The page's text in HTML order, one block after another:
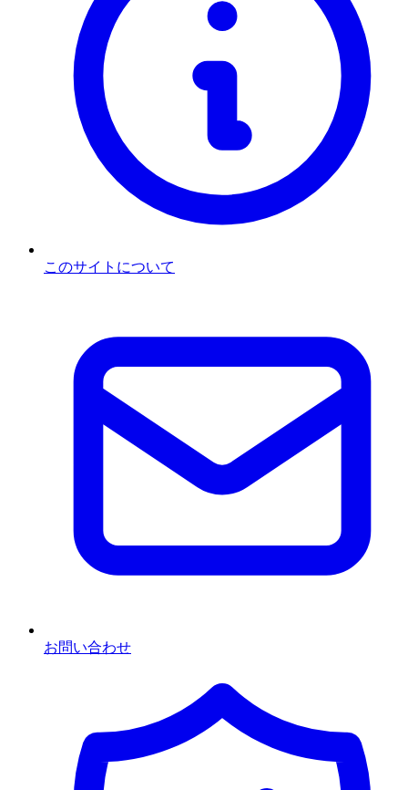
このサイトについて
お問い合わせ